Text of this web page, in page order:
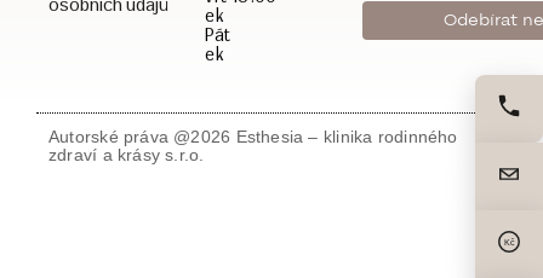
ek
Pát
ek
Autorské práva @2026 Esthesia – klinika rodinného
zdraví a krásy s.r.o.
Kč